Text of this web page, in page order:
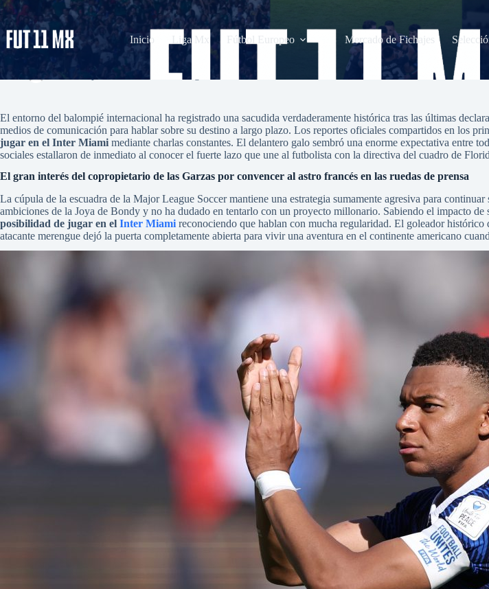
Saltar
al
contenido
Inicio
Liga Mx Fútbol Europeo Mercado de Fichajes
Mbappé revela que Beckham le ha mencionado la posibilidad de jugar en el Inter Miami
admin La Liga
El entorno del balompié internacional ha registrado una sacudida verdaderamente histórica tras las últimas
medios de comunicación para hablar sobre su destino a largo plazo. Los reportes oficiales compartidos en los
jugar en el Inter Miami mediante charlas constantes. El delantero galo sembró una enorme expectativa entre
sociales estallaron de inmediato al conocer el fuerte lazo que une al futbolista con la directiva del cuadro de
El gran interés del copropietario de las Garzas por convencer al astro francés en las ruedas de prensa
La cúpula de la escuadra de la Major League Soccer mantiene una estrategia sumamente agresiva para
ambiciones de la Joya de Bondy y no ha dudado en tentarlo con un proyecto millonario. Sabiendo el impacto de
posibilidad de jugar en el Inter Miami reconociendo que hablan con mucha regularidad. El goleador
atacante merengue dejó la puerta completamente abierta para vivir una aventura en el continente americano